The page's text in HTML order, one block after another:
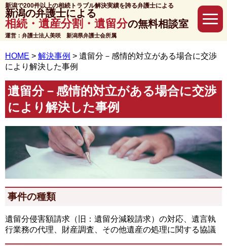
新潟で200件以上の相続トラブル解決実績を誇る弁護士による
新潟の弁護士による
相続・遺産分割・遺留分の無料相談室
運営：弁護士法人美咲 新潟県弁護士会所属
HOME > 解決事例 > 遺留分－感情的対立がある場合に交渉
により解決した事例
遺留分－感情的対立がある場合に交渉
により解決した事例
事件の種類
遺留分侵害額請求（旧：遺留分減殺請求）の対応、遺言執
行業務の代理、財産調査、その他遺産の処理に関する協議